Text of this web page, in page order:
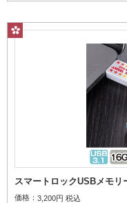
スマートロックUSBメモリ
価格： 3,200円 税込